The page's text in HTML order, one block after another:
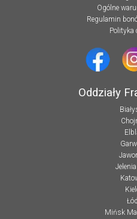
Ogólne
Regulamin
Polityka
Oddziały
Mińsk